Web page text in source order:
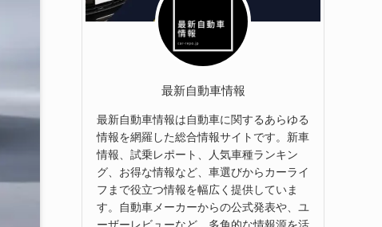
最新自動車情報
最新自動車情報は自動車に関するあらゆる
情報を網羅した総合情報サイトです。新車
情報、試乗レポート、人気車種ランキン
グ、お得な情報など、車選びからカーライ
フまで役立つ情報を幅広く提供していま
す。自動車メーカーからの公式発表や、ユ
ーザーレビューなど、多角的な情報源を活